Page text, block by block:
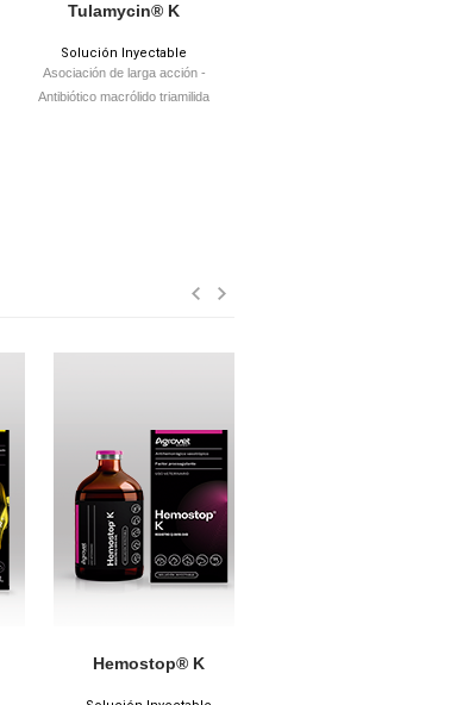
Tulamycin® K
Solución Inyectable
Asociación de larga acción -
Antibiótico macrólido triamilida
Hemostop® K